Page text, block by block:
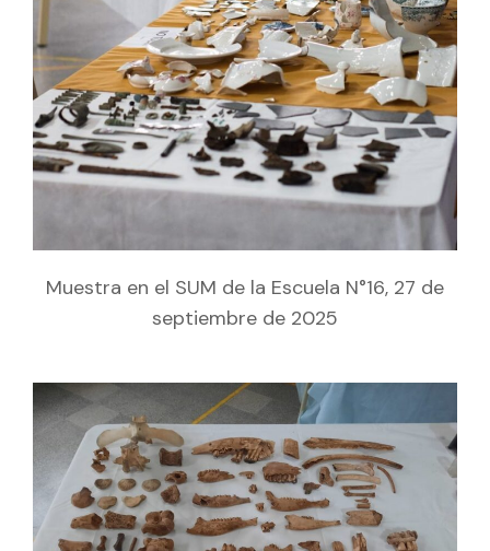
Muestra en el SUM de la Escuela N°16, 27 de
septiembre de 2025